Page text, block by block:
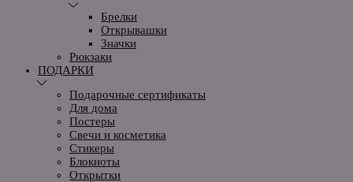
Брелки
Открывашки
Значки
Рюкзаки
ПОДАРКИ
Подарочные сертификаты
Для дома
Постеры
Свечи и косметика
Стикеры
Блокноты
Открытки